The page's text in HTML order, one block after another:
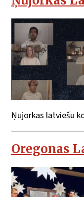
Ņujorkas latviešu
Oregonas